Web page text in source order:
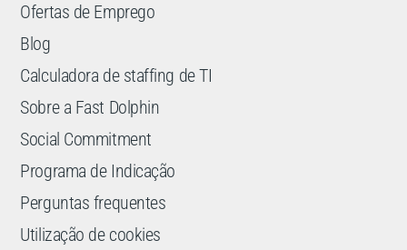
Ofertas de Emprego
Blog
Calculadora de staffing de TI
Sobre a Fast Dolphin
Social Commitment
Programa de Indicação
Perguntas frequentes
Utilização de cookies